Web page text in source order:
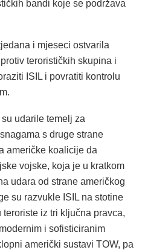
bandi koje se podržava
i mjeseci ostvarila
terorističkih skupina i
ISIL i povratiti kontrolu
udarile temelj za
s druge strane
američke koalicije da
vojske, koja je u kratkom
udara od strane američkog
su razvukle ISIL na stotine
iz tri ključna pravca,
i sofisticiranim
američki sustavi TOW, pa